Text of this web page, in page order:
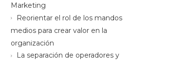
Marketing
Reorientar el rol de los mandos
medios para crear valor en la
organización
La separación de operadores y